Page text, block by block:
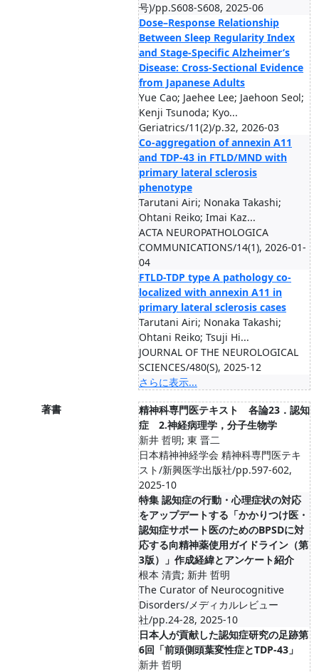
号)/pp.S608-S608, 2025-06
Dose–Response Relationship
Between Sleep Regularity Index
and Stage-Specific Alzheimer’s
Disease: Cross-Sectional Evidence
from Japanese Adults
Yue Cao; Jaehee Lee; Jaehoon Seol;
Kenji Tsunoda; Kyo...
Geriatrics/11(2)/p.32, 2026-03
Co-aggregation of annexin A11
and TDP-43 in FTLD/MND with
primary lateral sclerosis
phenotype
Tarutani Airi; Nonaka Takashi;
Ohtani Reiko; Imai Kaz...
ACTA NEUROPATHOLOGICA
COMMUNICATIONS/14(1), 2026-01-
04
FTLD-TDP type A pathology co-
localized with annexin A11 in
primary lateral sclerosis cases
Tarutani Airi; Nonaka Takashi;
Ohtani Reiko; Tsuji Hi...
JOURNAL OF THE NEUROLOGICAL
SCIENCES/480(S), 2025-12
さらに表示...
著書
精神科専門医テキスト 各論23．認知
症 2.神経病理学，分子生物学
新井 哲明; 東 晋二
日本精神神経学会 精神科専門医テキ
スト/新興医学出版社/pp.597-602,
2025-10
特集 認知症の行動・心理症状の対応
をアップデートする「かかりつけ医・
認知症サポート医のためのBPSDに対
応する向精神薬使用ガイドライン（第
3版）」作成経緯とアンケート紹介
根本 清貴; 新井 哲明
The Curator of Neurocognitive
Disorders/メディカルレビュー
社/pp.24-28, 2025-10
日本人が貢献した認知症研究の足跡第
6回「前頭側頭葉変性症とTDP-43」
新井 哲明